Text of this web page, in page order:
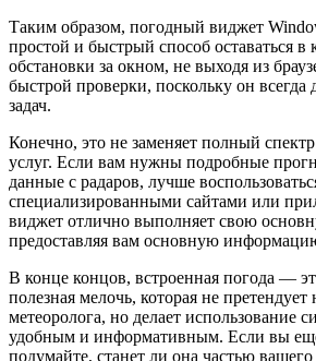
Таким образом, погодный виджет
простой и быстрый способ оставаться в
обстановки за окном, не выходя из
быстрой проверки, поскольку он всегда
задач.
Конечно, это не заменяет полный
услуг. Если вам нужны подробные
данные с радаров, лучше
специализированными сайтами или
виджет отлично выполняет свою
предоставляя вам основную
В конце концов, встроенная погода —
полезная мелочь, которая не претендует
метеоролога, но делает использование
удобным и информативным. Если вы
подумайте, станет ли она частью